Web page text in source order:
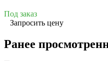
Под заказ
Запросить цену
Ранее